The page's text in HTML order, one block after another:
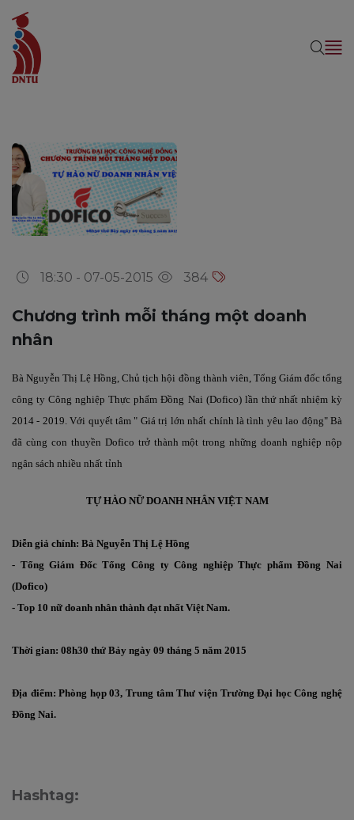
18:30 - 07-05-2015 384
Chương trình mỗi tháng một doanh
nhân
Bà Nguyễn Thị Lệ Hồng, Chủ tịch hội đồng thành viên, Tổng Giám đốc tổng
công ty Công nghiệp Thực phẩm Đồng Nai (Dofico) lần thứ nhất nhiệm kỳ
2014 - 2019. Với quyết tâm " Giá trị lớn nhất chính là tình yêu lao động" Bà
đã cùng con thuyền Dofico trở thành một trong những doanh nghiệp nộp
ngân sách nhiều nhất tỉnh
TỰ HÀO NỮ DOANH NHÂN VIỆT NAM
Diễn giả chính: Bà Nguyễn Thị Lệ Hồng
- Tổng Giám Đốc Tổng Công ty Công nghiệp Thực phẩm Đồng Nai
(Dofico)
- Top 10 nữ doanh nhân thành đạt nhất Việt Nam.
Thời gian: 08h30 thứ Bảy ngày 09 tháng 5 năm 2015
Địa điểm: Phòng họp 03, Trung tâm Thư viện Trường Đại học Công nghệ
Đồng Nai.
Hashtag: